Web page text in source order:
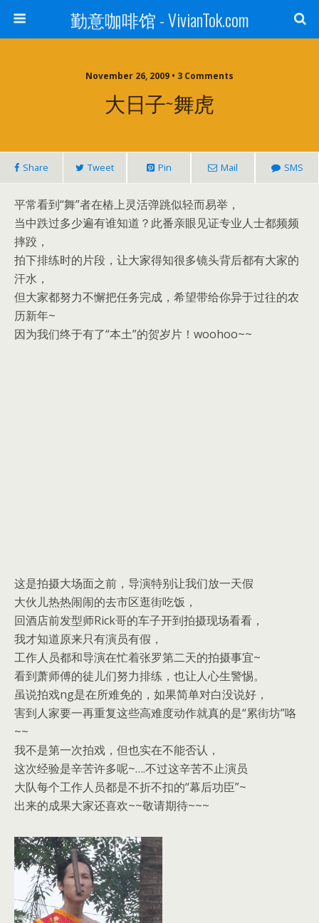
勤意咖啡馆 - VivianTok.com
November 26, 2009 • 3 Comments
大日子~舞虎
Share Tweet Pin Mail SMS
平常看到“舞”者在樁上灵活弹跳似轻而易举，
当中跌过多少遍有谁知道？此番亲眼见证专业人士都频频
摔跤，
拍下排练时的片段，让大家得知很多镜头背后都有大家的
汗水，
但大家都努力不懈把任务完成，希望带给你异于过往的农
历新年~
因为我们终于有了“本土”的贺岁片！woohoo~~
这是拍摄大场面之前，导演特别让我们放一天假
大伙儿热热闹闹的去市区逛街吃饭，
回酒店前发型师Rick哥的车子开到拍摄现场看看，
我才知道原来只有演员有假，
工作人员都和导演在忙着张罗第二天的拍摄事宜~
看到萧师傅的徒儿们努力排练，也让人心生警惕。
虽说拍戏ng是在所难免的，如果简单对白没说好，
害到人家要一再重复这些高难度动作就真的是“累街坊”咯
~~
我不是第一次拍戏，但也实在不能否认，
这次经验是辛苦许多呢~….不过这辛苦不止演员
大队每个工作人员都是不折不扣的“幕后功臣”~
出来的成果大家还喜欢~~敬请期待~~~